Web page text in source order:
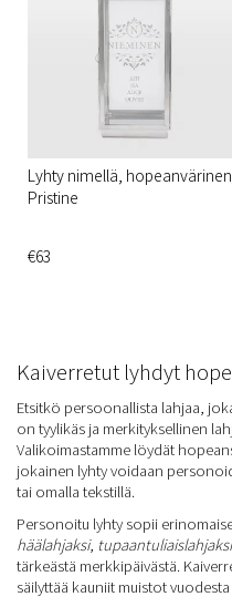
Lyhty nimellä,
Pristine
€63
Kaiverretut lyhdyt
Etsitkö persoonallista lahjaa,
on tyylikäs ja merkityksellinen
Valikoimastamme löydät
jokainen lyhty voidaan
tai omalla tekstillä.
Personoitu lyhty sopii
häälahjaksi, tupaantuliaislahjaksi
tärkeästä merkkipäivästä.
säilyttää kauniit muistot